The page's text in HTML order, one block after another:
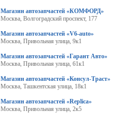
Магазин автозапчастей «КОМФОРД»
Москва, Волгоградский проспект, 177
Магазин автозапчастей «V6-auto»
Москва, Привольная улица, 9к1
Магазин автозапчастей «Гарант Авто»
Москва, Привольная улица, 61к1
Магазин автозапчастей «Консул-Траст»
Москва, Ташкентская улица, 18к1
Магазин автозапчастей «Replica»
Москва, Привольная улица, 2к5